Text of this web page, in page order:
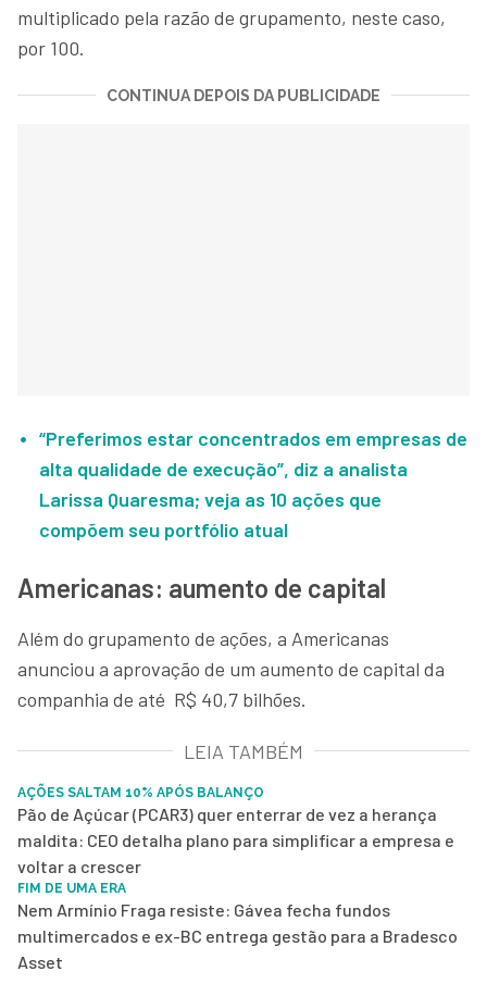
multiplicado pela razão de grupamento, neste caso,
por 100.
CONTINUA DEPOIS DA PUBLICIDADE
“Preferimos estar concentrados em empresas de
alta qualidade de execução”, diz a analista
Larissa Quaresma; veja as 10 ações que
compõem seu portfólio atual
Americanas: aumento de capital
Além do grupamento de ações, a Americanas
anunciou a aprovação de um aumento de capital da
companhia de até R$ 40,7 bilhões.
LEIA TAMBÉM
AÇÕES SALTAM 10% APÓS BALANÇO
Pão de Açúcar (PCAR3) quer enterrar de vez a herança
maldita: CEO detalha plano para simplificar a empresa e
voltar a crescer
FIM DE UMA ERA
Nem Armínio Fraga resiste: Gávea fecha fundos
multimercados e ex-BC entrega gestão para a Bradesco
Asset